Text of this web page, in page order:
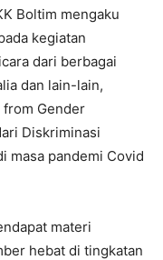
Boltim mengaku
kegiatan
dari berbagai
dan lain-lain,
Gender
Diskriminasi
masa pandemi Covid
materi
hebat di tingkatan